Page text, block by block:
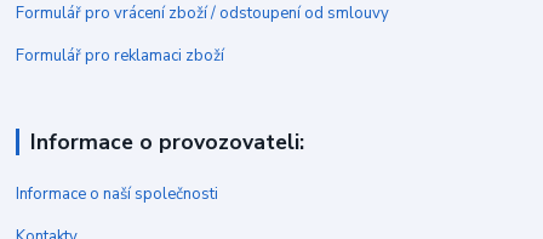
Formulář pro vrácení zboží / odstoupení od smlouvy
Formulář pro reklamaci zboží
Informace o provozovateli:
Informace o naší společnosti